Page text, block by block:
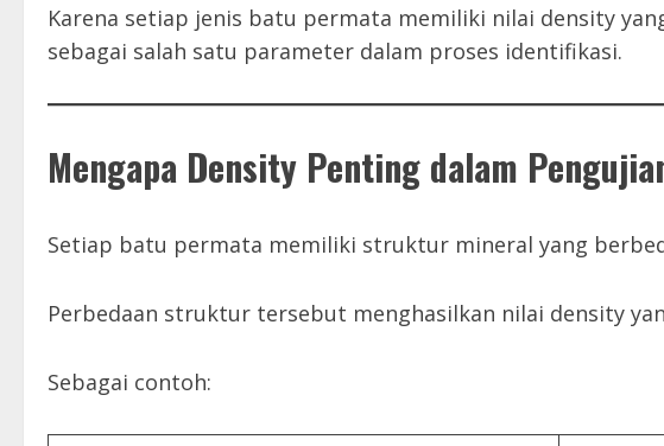
Karena setiap jenis batu permata memiliki nilai density
sebagai salah satu parameter dalam proses identifikasi.
Mengapa Density Penting dalam
Setiap batu permata memiliki struktur mineral yang
Perbedaan struktur tersebut menghasilkan nilai density
Sebagai contoh: